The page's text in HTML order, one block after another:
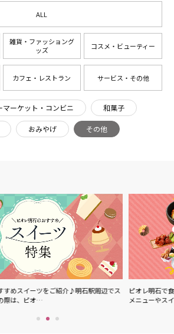
ALL
雑貨・ファッショング
ッズ
コスメ・ビューティー
カフェ・レストラン サービス・その他
マーケット・コンビニ 和菓子
おみやげ その他
ツをご紹介♪明石駅周辺でス
オ…
ピオレ明石で食べられ
メニューやスイーツな